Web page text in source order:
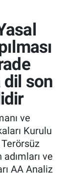
dil son
ve
Kurulu
ve
AA Analiz